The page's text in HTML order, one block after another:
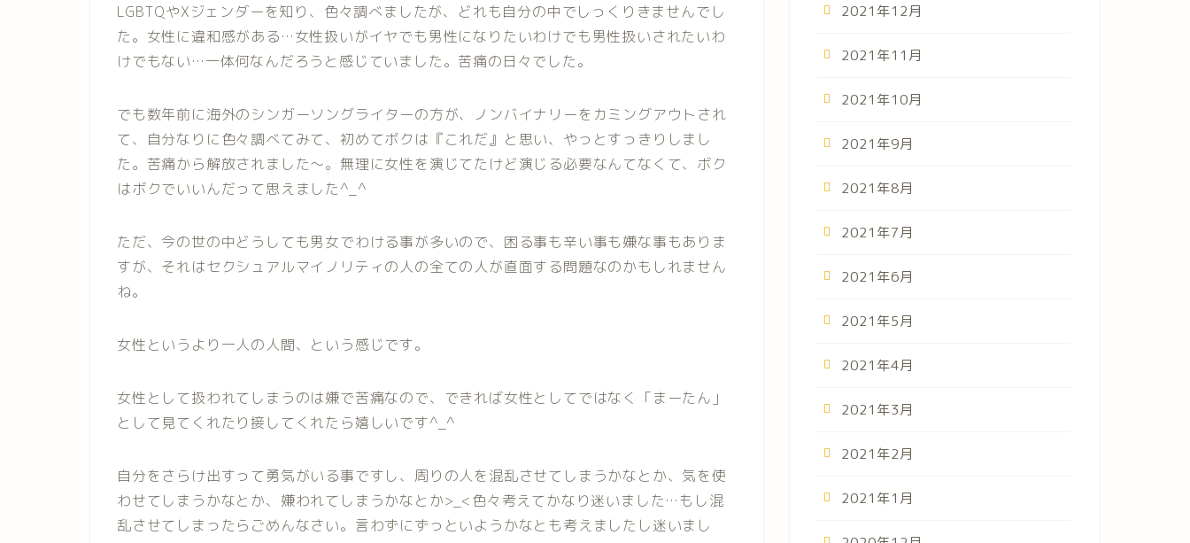
LGBTQやXジェンダーを知り、色々調べましたが、どれも自分の中でしっくりきませんでし
た。女性に違和感がある…女性扱いがイヤでも男性になりたいわけでも男性扱いされたいわ
けでもない…一体何なんだろうと感じていました。苦痛の日々でした。
でも数年前に海外のシンガーソングライターの方が、ノンバイナリーをカミングアウトされ
て、自分なりに色々調べてみて、初めてボクは『これだ』と思い、やっとすっきりしまし
た。苦痛から解放されました〜。無理に女性を演じてたけど演じる必要なんてなくて、ボク
はボクでいいんだって思えました^_^
ただ、今の世の中どうしても男女でわける事が多いので、困る事も辛い事も嫌な事もありま
すが、それはセクシュアルマイノリティの人の全ての人が直面する問題なのかもしれません
ね。
女性というより一人の人間、という感じです。
女性として扱われてしまうのは嫌で苦痛なので、できれば女性としてではなく「まーたん」
として見てくれたり接してくれたら嬉しいです^_^
自分をさらけ出すって勇気がいる事ですし、周りの人を混乱させてしまうかなとか、気を使
わせてしまうかなとか、嫌われてしまうかなとか>_<色々考えてかなり迷いました…もし混
乱させてしまったらごめんなさい。言わずにずっといようかなとも考えましたし迷いまし
2021年12月
2021年11月
2021年10月
2021年9月
2021年8月
2021年7月
2021年6月
2021年5月
2021年4月
2021年3月
2021年2月
2021年1月